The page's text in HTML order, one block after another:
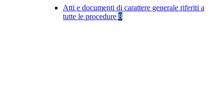
Atti e documenti di carattere generale riferiti a
tutte le procedure 8